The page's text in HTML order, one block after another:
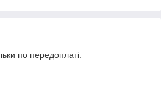
по передоплаті.